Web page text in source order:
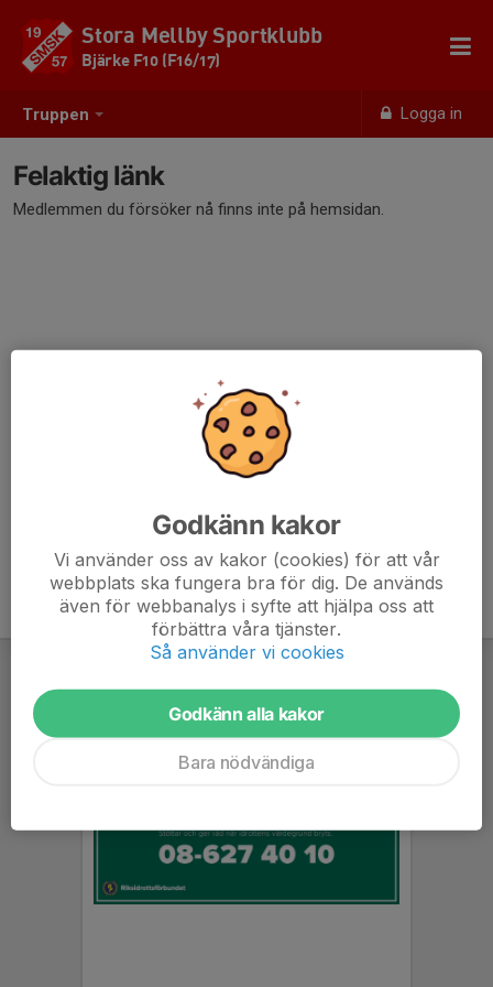
Truppen Logga in
Stora Mellby Sportklubb
Bjärke F10 (F16/17)
Felaktig länk
Medlemmen du försöker nå finns inte på hemsidan.
Godkänn kakor
Vi använder oss av kakor (cookies) för att vår
webbplats ska fungera bra för dig. De används
även för webbanalys i syfte att hjälpa oss att
förbättra våra tjänster.
Så använder vi cookies
Godkänn alla kakor
Bara nödvändiga